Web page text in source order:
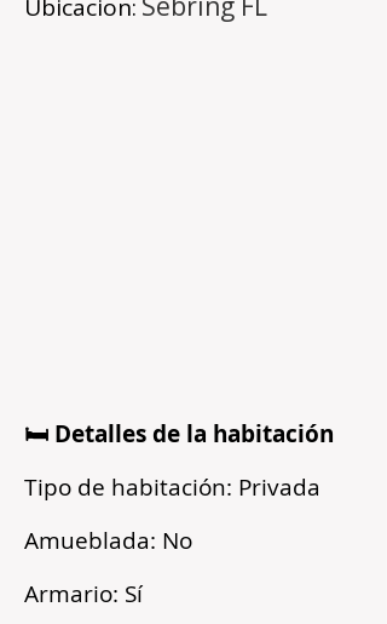
Ubicacion:
🛏️ Detalles de la habitación
Tipo de habitación: Privada
Amueblada: No
Armario: Sí